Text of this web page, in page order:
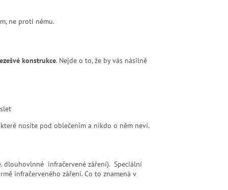
ne proti němu.
konstrukce. Nejde o to, že by vás násilně
nosíte pod oblečením a nikdo o něm neví.
dlouhovlnné infračervené záření). Speciální
infračerveného záření. Co to znamená v